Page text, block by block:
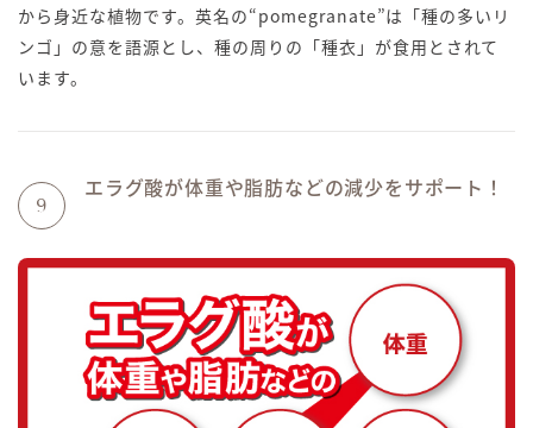
から身近な植物です。英名の“pomegranate”は「種の多いリ
ンゴ」の意を語源とし、種の周りの「種衣」が食用とされて
います。
9
エラグ酸が体重や脂肪などの減少をサポート！